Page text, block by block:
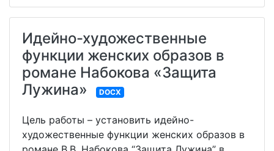
Идейно-художественные
функции женских образов в
романе Набокова «Защита
Лужина»
DOCX
Цель работы – установить идейно-
художественные функции женских образов в